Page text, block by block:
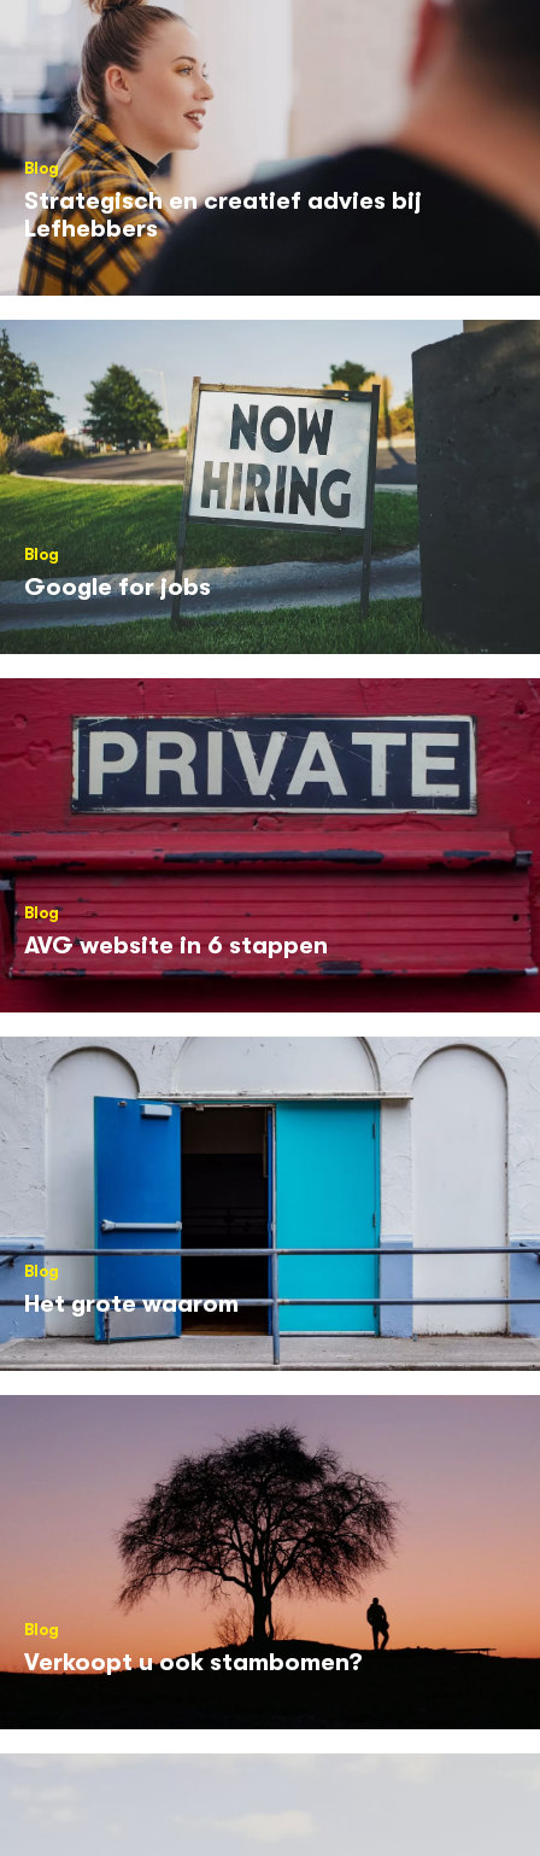
Blog
Strategisch en creatief advies bij
Lefhebbers
Blog
Google for jobs
Blog
AVG website in 6 stappen
Blog
Het grote waarom
Blog
Verkoopt u ook stambomen?